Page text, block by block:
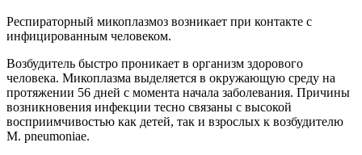
Респираторный микоплазмоз возникает при контакте с
инфицированным человеком.
Возбудитель быстро проникает в организм здорового
человека. Микоплазма выделяется в окружающую среду на
протяжении 56 дней с момента начала заболевания. Причины
возникновения инфекции тесно связаны с высокой
восприимчивостью как детей, так и взрослых к возбудителю
M. pneumoniae.